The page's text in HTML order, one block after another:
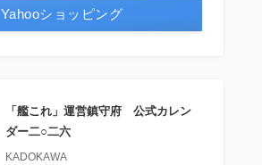
Yahooショッピング
「艦これ」運営鎮守府 公式カレン
ダー二○二六
KADOKAWA